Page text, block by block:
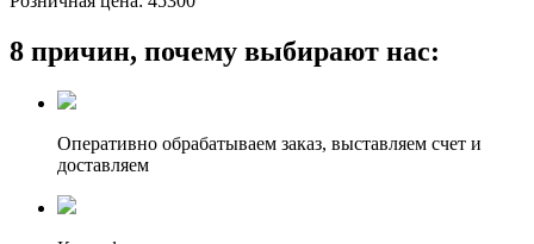
8 причин, почему выбирают нас:
Оперативно обрабатываем заказ, выставляем счет и
доставляем